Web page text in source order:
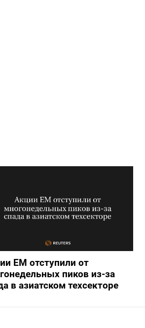
ЕМ отступили от
пиков из-за
в азиатском техсекторе